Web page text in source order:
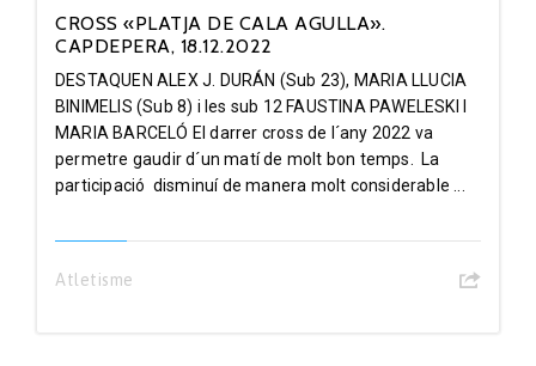
CROSS «PLATJA DE CALA AGULLA».
CAPDEPERA, 18.12.2022
DESTAQUEN ALEX J. DURÁN (Sub 23), MARIA LLUCIA
BINIMELIS (Sub 8) i les sub 12 FAUSTINA PAWELESKI I
MARIA BARCELÓ El darrer cross de l´any 2022 va
permetre gaudir d´un matí de molt bon temps. La
participació disminuí de manera molt considerable ...
Atletisme